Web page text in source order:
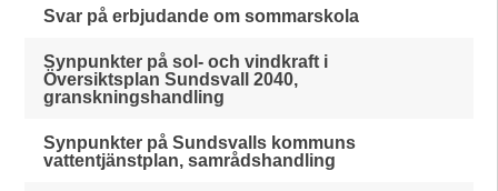
Svar på erbjudande om sommarskola
Synpunkter på sol- och vindkraft i
Översiktsplan Sundsvall 2040,
granskningshandling
Synpunkter på Sundsvalls kommuns
vattentjänstplan, samrådshandling